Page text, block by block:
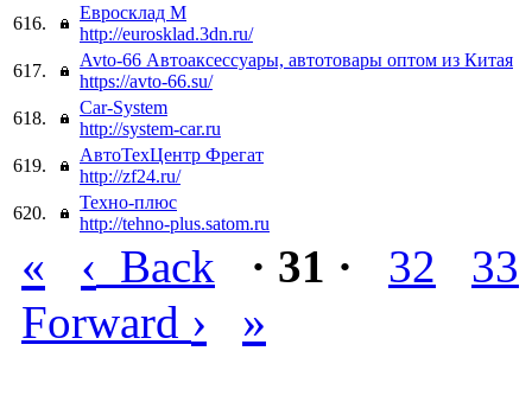
616.
Евросклад М
http://eurosklad.3dn.ru/
617.
Avto-66 Автоаксессуары, автотовары оптом из Китая
https://avto-66.su/
618.
Car-System
http://system-car.ru
619.
АвтоТехЦентр Фрегат
http://zf24.ru/
620.
Техно-плюс
http://tehno-plus.satom.ru
« ‹ Back · 31 · 32
33
Forward › »